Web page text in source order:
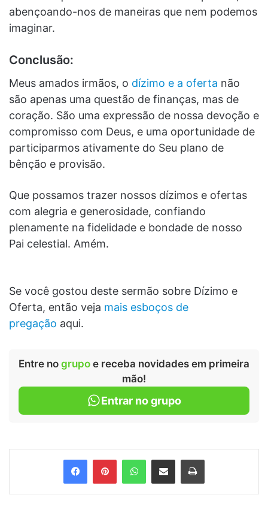
abençoando-nos de maneiras que nem podemos
imaginar.
Conclusão:
Meus amados irmãos, o dízimo e a oferta não
são apenas uma questão de finanças, mas de
coração. São uma expressão de nossa devoção e
compromisso com Deus, e uma oportunidade de
participarmos ativamente do Seu plano de
bênção e provisão.
Que possamos trazer nossos dízimos e ofertas
com alegria e generosidade, confiando
plenamente na fidelidade e bondade de nosso
Pai celestial. Amém.
Se você gostou deste sermão sobre Dízimo e
Oferta, então veja mais esboços de
pregação aqui.
Entre no grupo e receba novidades em primeira
mão!
Entrar no grupo
FacebookPinterestWhatsApp
Compartilhar via e-mail Imprimir